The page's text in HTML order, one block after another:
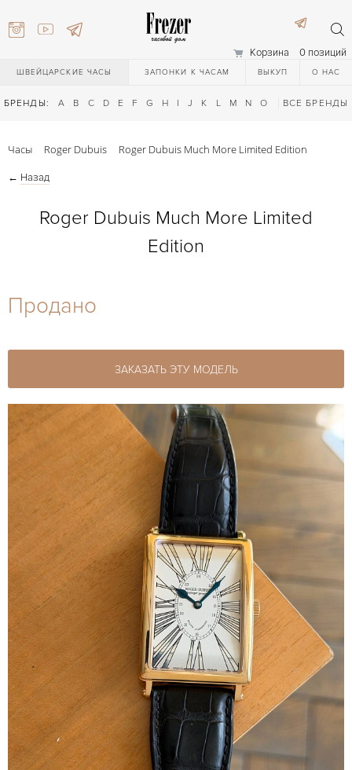
Корзина 0 позиций
ШВЕЙЦАРСКИЕ ЧАСЫ ЗАПОНКИ К ЧАСАМ ВЫКУП О НАС
БРЕНДЫ: A B C D E F G H I J K L M N O Q R S T
ВСЕ БРЕНДЫ
27-44
Часы Roger Dubuis Roger Dubuis Much More Limited Edition
← Назад
Roger Dubuis Much More Limited
Edition
Продано
ЗАКАЗАТЬ ЭТУ МОДЕЛЬ